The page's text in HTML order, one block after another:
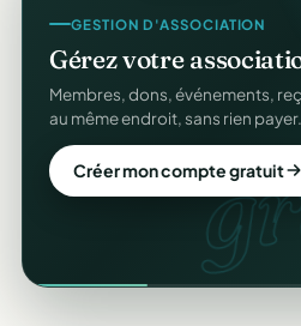
GESTION D'ASSOCIATION
Gérez votre
Membres, dons, événements,
au même endroit, sans rien payer.
Créer mon compte gratuit